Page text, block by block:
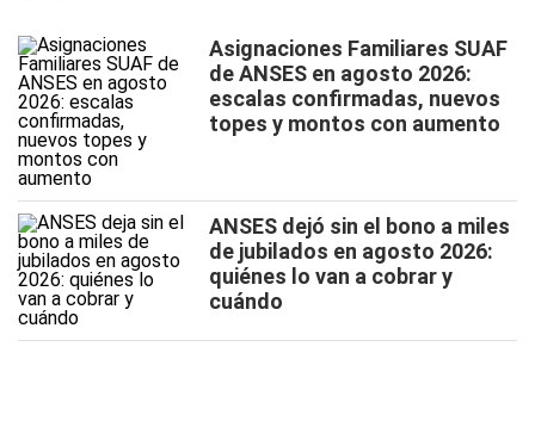
Asignaciones Familiares SUAF
de ANSES en agosto 2026:
escalas confirmadas, nuevos
topes y montos con aumento
ANSES dejó sin el bono a miles
de jubilados en agosto 2026:
quiénes lo van a cobrar y
cuándo